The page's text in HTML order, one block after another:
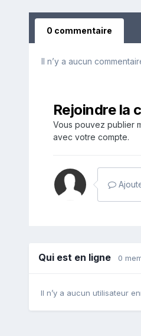
0 commentaire
Il n’y a aucun
Rejoindre la
Vous pouvez publier
avec votre compte.
Qui est en ligne 0
Il n’y a aucun utilisateur